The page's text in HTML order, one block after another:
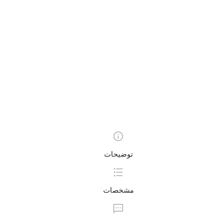
توضیحات
مشخصات